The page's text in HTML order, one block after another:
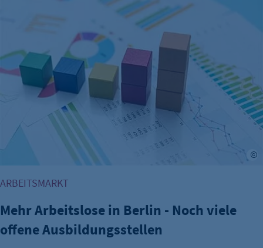
ARBEITSMARKT
Mehr Arbeitslose in Berlin - Noch viele
offene Ausbildungsstellen